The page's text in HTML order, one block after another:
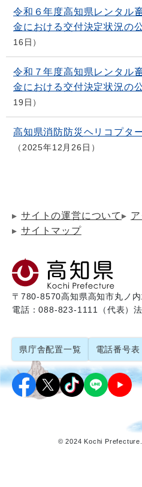
令和６年度高知県レンタル
金における交付決定状況の
16日
令和７年度高知県レンタル
金における交付決定状況の
19日
高知県消防防災ヘリコプタ
2025年12月26日
サイトの運営について
サイトマップ
〒780-8570高知県高知市丸ノ
電話：088-823-1111（代表）
県庁舎配置一覧 電話番号表
© 2024 Kochi